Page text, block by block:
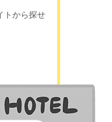
トから探せ